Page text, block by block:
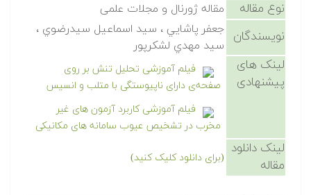
نوع مقاله مقاله ژورنال و مجلات علمی
نویسندگان
جعفر پاشايي ، سيد اسماعيل سيدرضوي ،
سيد مهدي لشكرپور
لینک های
پیشنهادی
فیلم آموزشی تحلیل تنش بر روی
صفحه‌ی دارای ناپیوستگی با متلب و انسیس
فیلم آموزشی کاربرد آزمون های غیر
مخرب در تشخیص عیوب سامانه های مکانیکی
لینک دانلود
مقاله
(برای دانلود کلیک کنید)